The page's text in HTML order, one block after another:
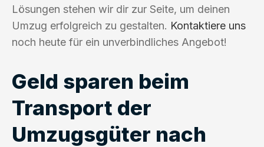
Lösungen stehen wir dir zur Seite, um deinen
Umzug erfolgreich zu gestalten. Kontaktiere uns
noch heute für ein unverbindliches Angebot!
Geld sparen beim
Transport der
Umzugsgüter nach